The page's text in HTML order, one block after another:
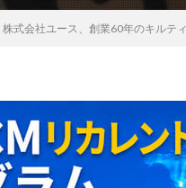
式会社ユース、創業60年のキルテ